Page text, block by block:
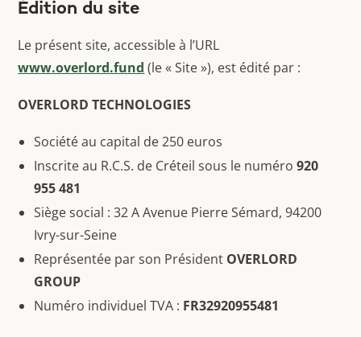
Édition du site
Le présent site, accessible à l’URL
www.overlord.fund (le « Site »), est édité par :
OVERLORD TECHNOLOGIES
Société au capital de 250 euros
Inscrite au R.C.S. de Créteil sous le numéro920
955 481
Siège social : 32 A Avenue Pierre Sémard, 94200
Ivry-sur-Seine
Représentée par son Président OVERLORD
GROUP
Numéro individuel TVA : FR32920955481